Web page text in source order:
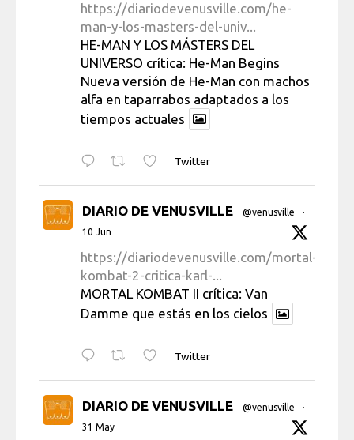
https://diariodevenusville.com/he-
man-y-los-masters-del-univ...
HE-MAN Y LOS MÁSTERS DEL
UNIVERSO crítica: He-Man Begins
Nueva versión de He-Man con machos
alfa en taparrabos adaptados a los
tiempos actuales
Twitter
DIARIO DE VENUSVILLE @venusville
·
10 Jun
https://diariodevenusville.com/mortal-
kombat-2-critica-karl-...
MORTAL KOMBAT II crítica: Van
Damme que estás en los cielos
Twitter
DIARIO DE VENUSVILLE @venusville
·
31 May